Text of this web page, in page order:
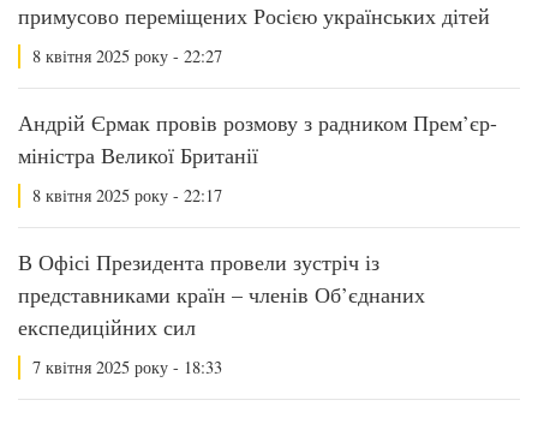
примусово переміщених Росією українських дітей
8 квітня 2025 року - 22:27
Андрій Єрмак провів розмову з радником Прем’єр-
міністра Великої Британії
8 квітня 2025 року - 22:17
В Офісі Президента провели зустріч із
представниками країн – членів Об’єднаних
експедиційних сил
7 квітня 2025 року - 18:33